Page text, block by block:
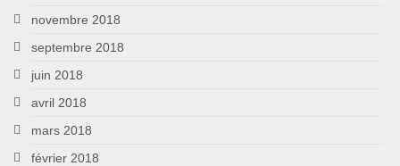
novembre 2018
septembre 2018
juin 2018
avril 2018
mars 2018
février 2018